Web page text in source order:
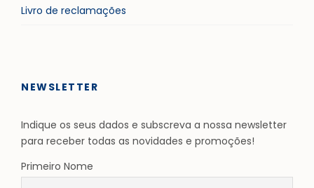
Livro de reclamações
NEWSLETTER
Indique os seus dados e subscreva a nossa newsletter
para receber todas as novidades e promoções!
Primeiro Nome